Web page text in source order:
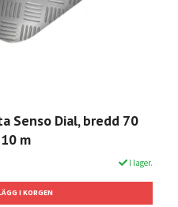
Senso Dial, bredd 70
m
I lager.